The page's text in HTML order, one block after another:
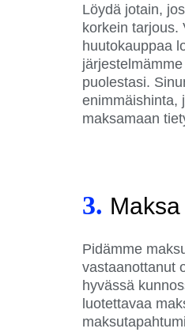
Löydä jotain,
korkein tarjous.
huutokauppaa
puolestasi.
enimmäishinta,
maksamaan
3.
Pidämme
vastaanottanut
hyvässä
luotettavaa